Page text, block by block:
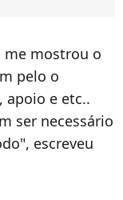
me mostrou o
pelo o
apoio e etc..
ser necessário
escreveu